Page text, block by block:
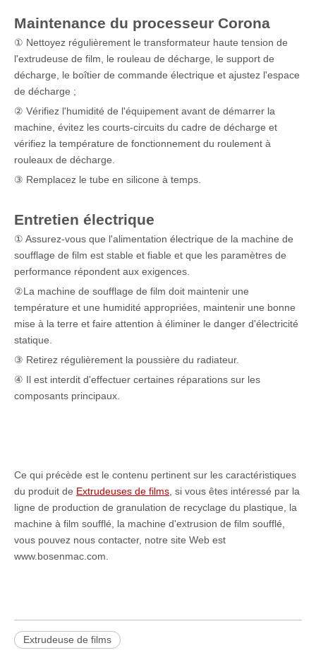
Maintenance du processeur Corona
① Nettoyez régulièrement le transformateur haute tension de
l'extrudeuse de film, le rouleau de décharge, le support de
décharge, le boîtier de commande électrique et ajustez l'espace
de décharge ;
② Vérifiez l'humidité de l'équipement avant de démarrer la
machine, évitez les courts-circuits du cadre de décharge et
vérifiez la température de fonctionnement du roulement à
rouleaux de décharge.
③ Remplacez le tube en silicone à temps.
Entretien électrique
① Assurez-vous que l'alimentation électrique de la machine de
soufflage de film est stable et fiable et que les paramètres de
performance répondent aux exigences.
②La machine de soufflage de film doit maintenir une
température et une humidité appropriées, maintenir une bonne
mise à la terre et faire attention à éliminer le danger d'électricité
statique.
③ Retirez régulièrement la poussière du radiateur.
④ Il est interdit d'effectuer certaines réparations sur les
composants principaux.
Ce qui précède est le contenu pertinent sur les caractéristiques
du produit de Extrudeuses de films , si vous êtes intéressé par la
ligne de production de granulation de recyclage du plastique, la
machine à film soufflé, la machine d'extrusion de film soufflé,
vous pouvez nous contacter, notre site Web est
www.bosenmac.com.
Extrudeuse de films